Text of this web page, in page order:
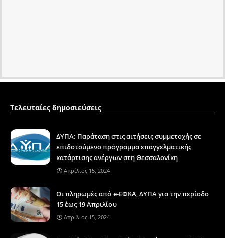
Τελευταίες δημοσιεύσεις
ΔΥΠΑ: Παράταση στις αιτήσεις συμμετοχής σε
επιδοτούμενο πρόγραμμα επαγγελματικής
κατάρτισης ανέργων στη Θεσσαλονίκη
Απρίλιος 15, 2024
Οι πληρωμές από e-ΕΦΚΑ, ΔΥΠΑ για την περίοδο
15 έως 19 Απριλίου
Απρίλιος 15, 2024